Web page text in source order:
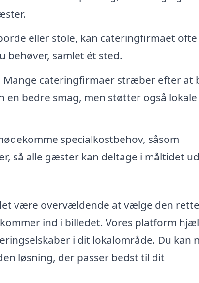
eller stole, kan cateringfirmaet ofte
behøver, samlet ét sted.
Mange cateringfirmaer stræber efter at
en bedre smag, men støtter også lokale
specialkostbehov, såsom
så alle gæster kan deltage i måltidet
være overvældende at vælge den rette
ind i billedet. Vores platform
i dit lokalområde. Du kan
løsning, der passer bedst til dit